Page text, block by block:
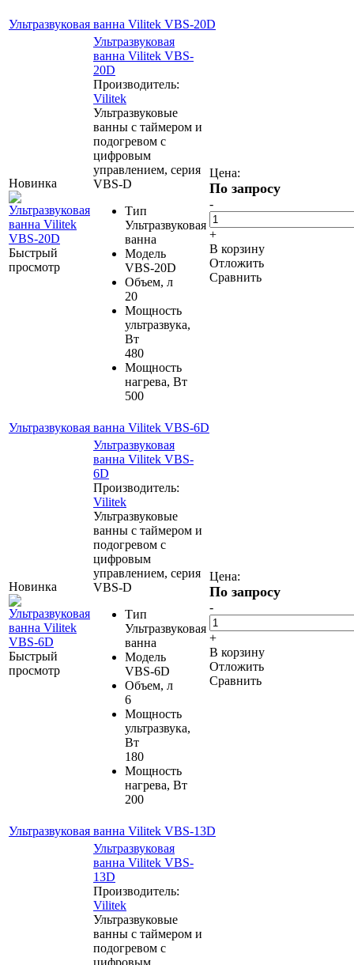
Ультразвуковая ванна Vilitek VBS-20D
Новинка
Быстрый
просмотр
Ультразвуковая
ванна Vilitek VBS-
20D
Производитель:
Vilitek
Ультразвуковые
ванны с таймером и
подогревом с
цифровым
управлением, серия
VBS-D
Тип
Ультразвуковая
ванна
Модель
VBS-20D
Объем, л
20
Мощность
ультразвука,
Вт
480
Мощность
нагрева, Вт
500
Цена:
По запросу
-
+
В корзину
Отложить
Сравнить
Ультразвуковая ванна Vilitek VBS-6D
Новинка
Быстрый
просмотр
Ультразвуковая
ванна Vilitek VBS-
6D
Производитель:
Vilitek
Ультразвуковые
ванны с таймером и
подогревом с
цифровым
управлением, серия
VBS-D
Тип
Ультразвуковая
ванна
Модель
VBS-6D
Объем, л
6
Мощность
ультразвука,
Вт
180
Мощность
нагрева, Вт
200
Цена:
По запросу
-
+
В корзину
Отложить
Сравнить
Ультразвуковая ванна Vilitek VBS-13D
Ультразвуковая
ванна Vilitek VBS-
13D
Производитель:
Vilitek
Ультразвуковые
ванны с таймером и
подогревом с
цифровым